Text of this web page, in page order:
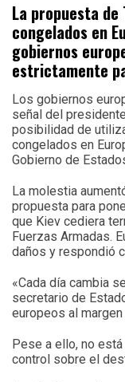
La propuesta
congelados en
gobiernos
estrictamente
Los gobiernos
señal del
posibilidad de
congelados en
Gobierno de
La molestia
propuesta para
que Kiev cediera
Fuerzas Armadas.
daños y respondió
«Cada día cambia
secretario de
europeos al
Pese a ello, no
control sobre el